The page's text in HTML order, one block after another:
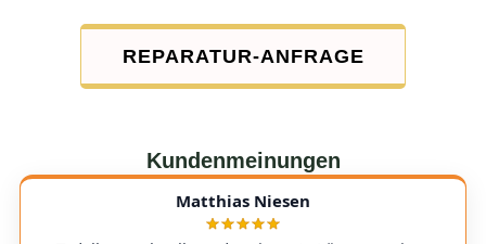
REPARATUR-ANFRAGE
Kundenmeinungen
Matthias Niesen